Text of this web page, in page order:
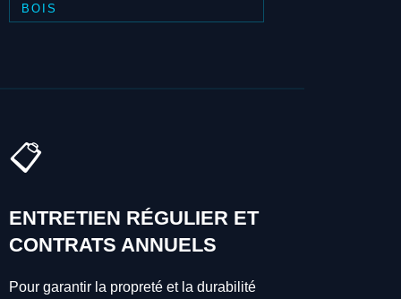
BOIS
📋
ENTRETIEN RÉGULIER ET
CONTRATS ANNUELS
Pour garantir la propreté et la durabilité